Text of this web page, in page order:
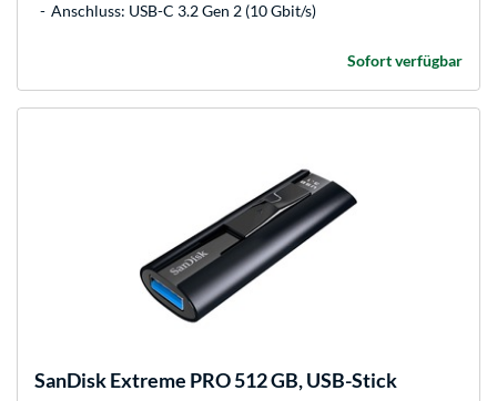
Anschluss: USB-C 3.2 Gen 2 (10 Gbit/s)
Sofort verfügbar
SanDiskExtreme PRO 512 GB, USB-Stick